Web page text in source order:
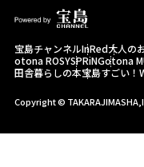
宝島チャンネルInRed大人の
otona ROSYSPRiNGotona
田舎暮らしの本宝島すごい！
Copyright ©